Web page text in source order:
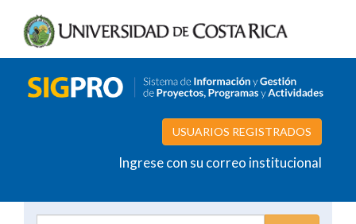
USUARIOS REGISTRADOS
Ingrese con su correo institucional